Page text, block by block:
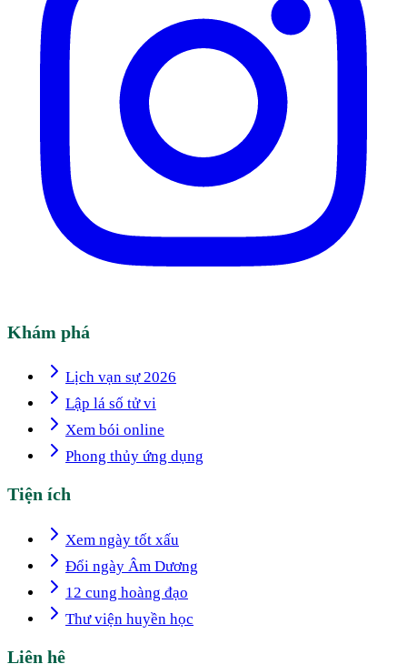
Khám phá
Lịch vạn sự 2026
Lập lá số tử vi
Xem bói online
Phong thủy ứng dụng
Tiện ích
Xem ngày tốt xấu
Đổi ngày Âm Dương
12 cung hoàng đạo
Thư viện huyền học
Liên hệ